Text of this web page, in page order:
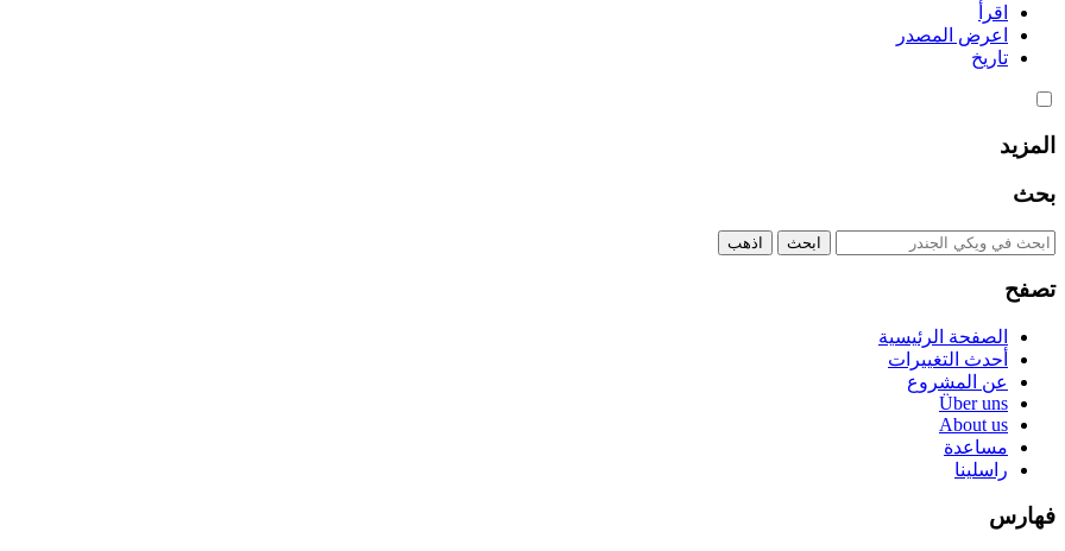
اقرأ
اعرض المصدر
تاريخ
المزيد
بحث
تصفح
الصفحة الرئيسية
أحدث التغييرات
عن المشروع
Über uns
About us
مساعدة
راسلينا
فهارس